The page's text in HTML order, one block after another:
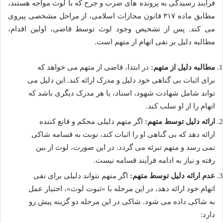
فرآیند رسیدگی به پرونده های ضرب و جرح که با لوث مواجه هستند،
مطابق ماده ۳۱۷ قانون مجازات اسلامی، از مراحل مشخصی پیروی
می کند. پس از تشخیص وجود لوث توسط قاضی، اولین اقدام،
مطالبه دلیل بر نفی اتهام از متهم است.
مطالبه دلیل از متهم: در ابتدا، قاضی از متهم می خواهد که
برای اثبات بی گناهی خود دلیل و مدرک ارائه کند. این دلیل می
تواند شامل شهادت شهود، اسناد، یا هر مدرک دیگری باشد که
اتهام را از او سلب کند.
ارائه دلیل توسط متهم: اگر متهم دلیلی محکم و قانع کننده
ارائه دهد که بی گناهی او را اثبات کند، نوبت به قسامه شاکی
نمی رسد و متهم تبرئه می گردد. در این صورت، لوث از بین
رفته و نیاز به ادامه فرآیند قسامه نیست.
عدم ارائه دلیل توسط متهم: اگر متهم نتواند دلیلی برای نفی
اتهام خود ارائه دهد، در این مرحله با «ثبوت لوث»، اختیار عمل
به شاکی داده می شود. شاکی در این مرحله دو گزینه پیش رو
دارد: